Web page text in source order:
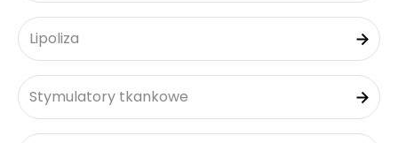
Lipoliza
Stymulatory tkankowe